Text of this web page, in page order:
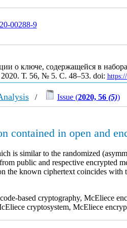
00288-9
о ключе, содержащейся в
Т. 56, № 5. С. 48–53. doi:
/ Issue (2020, 56 (5))
contained in open and
is similar to the randomized
public and respective encrypted
the known ciphertext coincides
based cryptography, McEliece
cryptosystem, McEliece